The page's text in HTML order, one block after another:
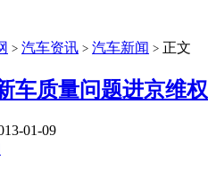
> 汽车资讯 > 汽车新闻 > 正文
车质量问题进京维权
01-09